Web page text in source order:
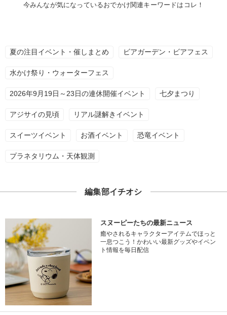
今みんなが気になっているおでかけ関連キーワードはコレ！
夏の注目イベント・催しまとめ ビアガーデン・ビアフェス
水かけ祭り・ウォーターフェス
2026年9月19日～23日の連休開催イベント 七夕まつり
アジサイの見頃 リアル謎解きイベント
スイーツイベント お酒イベント 恐竜イベント
プラネタリウム・天体観測
編集部イチオシ
スヌーピーたちの最新ニュース
癒やされるキャラクターアイテムでほっと
一息つこう！かわいい最新グッズやイベン
ト情報を毎日配信